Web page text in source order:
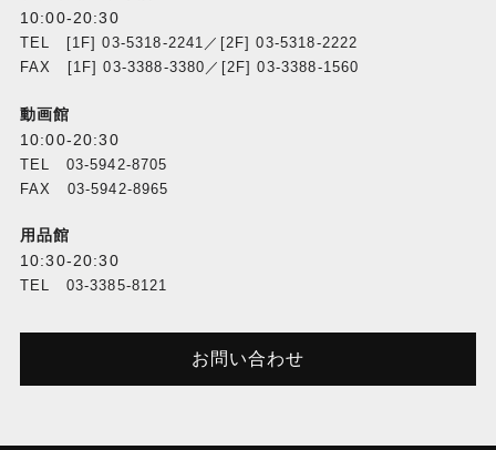
10:00-20:30
TEL [1F] 03-5318-2241／[2F] 03-5318-2222
FAX [1F] 03-3388-3380／[2F] 03-3388-1560
動画館
10:00-20:30
TEL 03-5942-8705
FAX 03-5942-8965
用品館
10:30-20:30
TEL 03-3385-8121
お問い合わせ